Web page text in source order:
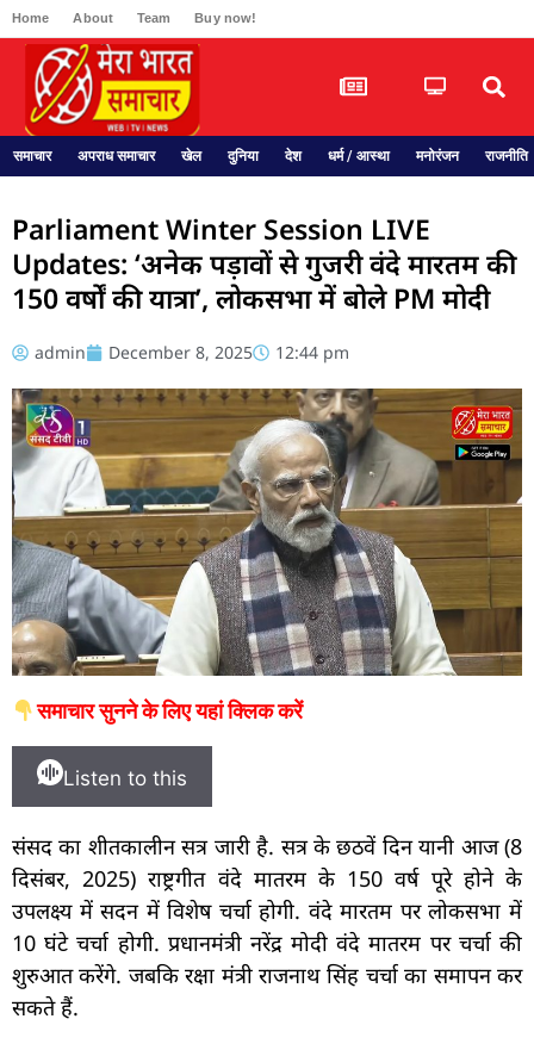
Home About Team Buy now!
समाचार अपराध समाचार खेल दुनिया देश धर्म / आस्था मनोरंजन राजनीति
Parliament Winter Session LIVE
Updates: ‘अनेक पड़ावों से गुजरी वंदे मारतम की
150 वर्षों की यात्रा’, लोकसभा में बोले PM मोदी
admin December 8, 2025 12:44 pm
समाचार सुनने के लिए यहां क्लिक करें
Listen to this
संसद का शीतकालीन सत्र जारी है. सत्र के छठवें दिन यानी आज (8
दिसंबर, 2025) राष्ट्रगीत वंदे मातरम के 150 वर्ष पूरे होने के
उपलक्ष्य में सदन में विशेष चर्चा होगी. वंदे मारतम पर लोकसभा में
10 घंटे चर्चा होगी. प्रधानमंत्री नरेंद्र मोदी वंदे मातरम पर चर्चा की
शुरुआत करेंगे. जबकि रक्षा मंत्री राजनाथ सिंह चर्चा का समापन कर
सकते हैं.